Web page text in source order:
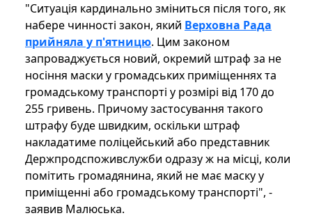
"Ситуація кардинально зміниться після того, як
набере чинності закон, який Верховна Рада
прийняла у п'ятницю. Цим законом
запроваджується новий, окремий штраф за не
носіння маски у громадських приміщеннях та
громадському транспорті у розмірі від 170 до
255 гривень. Причому застосування такого
штрафу буде швидким, оскільки штраф
накладатиме поліцейський або представник
Держпродспоживслужби одразу ж на місці, коли
помітить громадянина, який не має маску у
приміщенні або громадському транспорті", -
заявив Малюська.